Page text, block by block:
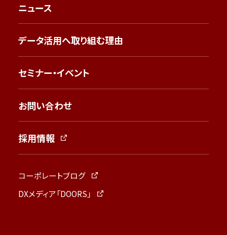
ニュース
データ活用へ取り組む理由
セミナー・イベント
お問い合わせ
採用情報
コーポレートブログ
DXメディア「DOORS」